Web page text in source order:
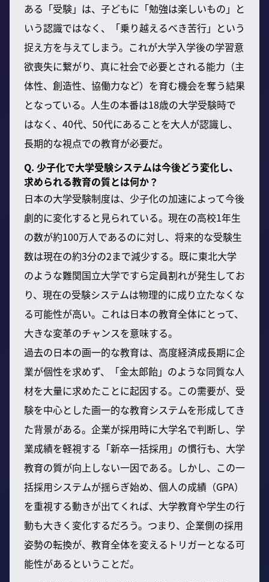
ある「受験」は、子どもに「勉強は楽しいもの」と
いう認識ではなく、「乗り越えるべき苦行」という
捉え方を与えてしまう。これが大学入学後の学習意
欲喪失に繋がり、真に社会で必要とされる能力（主
体性、創造性、協働力など）を育む機会を奪う結果
となっている。人生の本番は18歳の大学受験時で
はなく、40代、50代にあることを大人が認識し、
長期的な視点での教育が必要だ。
Q. 少子化で大学受験システムは今後どう変化し、
求められる教育の質とは何か？
日本の大学受験制度は、少子化の加速によって今後
劇的に変化すると見られている。現在の高校1年生
の数が約100万人であるのに対し、将来的な受験生
数は現在の約3分の2まで減少する。既に東北大学
のような難関国立大学ですら定員割れが発生してお
り、現在の受験システムは物理的に成り立たなくな
る可能性が高い。これは日本の教育全体にとって、
大きな変革のチャンスを意味する。
過去の日本の画一的な教育は、高度経済成長期に企
業が個性を求めず、「金太郎飴」のような同質な人
材を大量に求めたことに起因する。この需要が、受
験を中心とした画一的な教育システムを形成してき
た背景がある。企業が採用時に大学名で判断し、学
業成績を軽視する「新卒一括採用」の慣行も、大学
教育の質が向上しない一因である。しかし、この一
括採用システムが揺らぎ始め、個人の成績（GPA）
を重視する動きが出てくれば、大学教育や学生の行
動も大きく変化するだろう。つまり、企業側の採用
姿勢の転換が、教育全体を変えるトリガーとなる可
能性があるということだ。